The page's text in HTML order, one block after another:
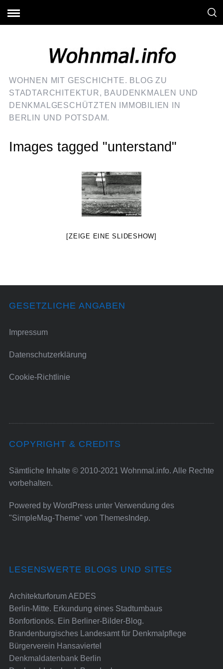
WOHNEN MIT GESCHICHTE. BLOG ZU
STADTARCHITEKTUR, BAUDENKMALEN UND
DENKMALGESCHÜTZTEN IMMOBILIEN IN
BERLIN UND POTSDAM.
Images tagged "unterstand"
[ZEIGE EINE SLIDESHOW]
GESETZLICHE ANGABEN
Impressum
Datenschutzerklärung
Cookie-Richtlinie
COPYRIGHT & CREDITS
Sämtliche Inhalte © 2010-2021 Wohnmal.info. Alle Rechte
vorbehalten.
Powered by WordPressunter Verwendung des
"SimpleMag-Theme" von ThemesIndep.
LESENSWERTE BLOGS UND SITES
Architekturforum AEDES
Berlin-Mitte. Erkundung eines Stadtumbaus
Bonfortionös. Ein Berliner-Bilder-Blog.
Brandenburgisches Landesamt für Denkmalpflege
Bürgerverein Hansaviertel
Denkmaldatenbank Berlin